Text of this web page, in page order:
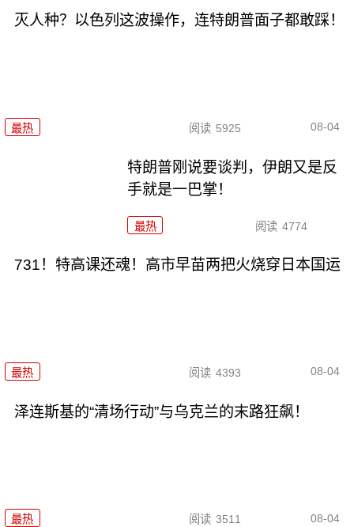
灭人种？以色列这波操作，连特朗普面子都敢踩！
最热 阅读 5925 08-04
特朗普刚说要谈判，伊朗又是反
手就是一巴掌！
最热 阅读 4774
731！特高课还魂！高市早苗两把火烧穿日本国运
最热 阅读 4393 08-04
泽连斯基的“清场行动”与乌克兰的末路狂飙！
最热 阅读 3511 08-04